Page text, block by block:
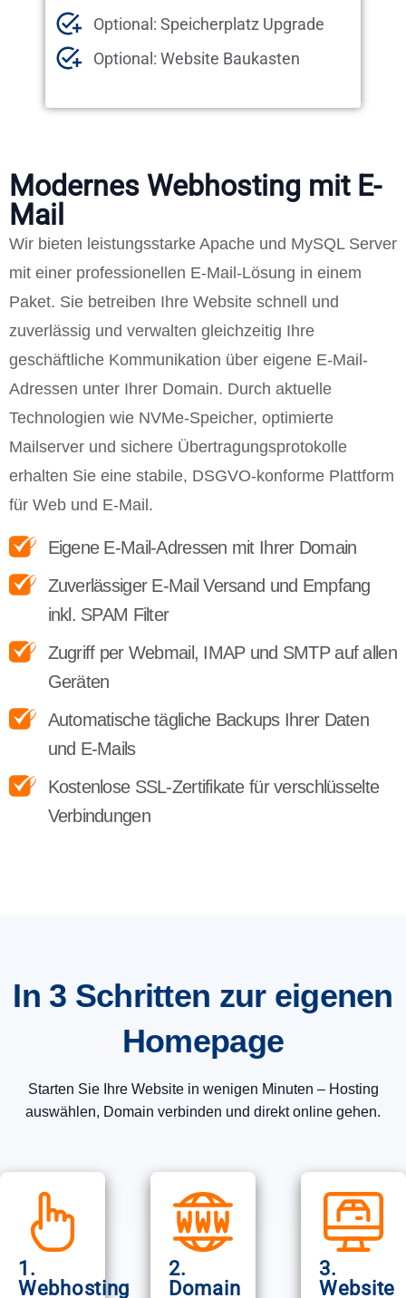
Optional: Speicherplatz Upgrade
Optional: Website Baukasten
Modernes Webhosting mit E-
Mail
Wir bieten leistungsstarke Apache und MySQL Server
mit einer professionellen E-Mail-Lösung in einem
Paket. Sie betreiben Ihre Website schnell und
zuverlässig und verwalten gleichzeitig Ihre
geschäftliche Kommunikation über eigene E-Mail-
Adressen unter Ihrer Domain. Durch aktuelle
Technologien wie NVMe-Speicher, optimierte
Mailserver und sichere Übertragungsprotokolle
erhalten Sie eine stabile, DSGVO-konforme Plattform
für Web und E-Mail.
Eigene E-Mail-Adressen mit Ihrer Domain
Zuverlässiger E-Mail Versand und Empfang
inkl. SPAM Filter
Zugriff per Webmail, IMAP und SMTP auf allen
Geräten
Automatische tägliche Backups Ihrer Daten
und E-Mails
Kostenlose SSL-Zertifikate für verschlüsselte
Verbindungen
In 3 Schritten zur eigenen
Homepage
Starten Sie Ihre Website in wenigen Minuten – Hosting
auswählen, Domain verbinden und direkt online gehen.
1.
Webhosting
2.
Domain
3.
Website